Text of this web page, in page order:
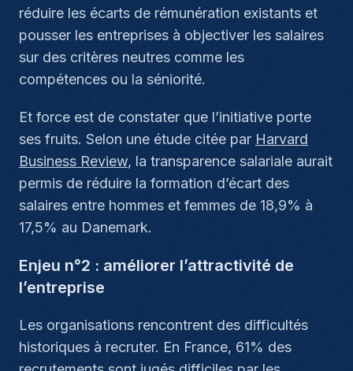
réduire les écarts de rémunération existants et
pousser les entreprises à objectiver les salaires
sur des critères neutres comme les
compétences ou la séniorité.
Et force est de constater que l’initiative porte
ses fruits. Selon une étude citée par Harvard
Business Review, la transparence salariale aurait
permis de réduire la formation d’écart des
salaires entre hommes et femmes de 18,9% à
17,5% au Danemark.
Enjeu n°2 : améliorer l’attractivité de
l’entreprise
Les organisations rencontrent des difficultés
historiques à recruter. En France, 61% des